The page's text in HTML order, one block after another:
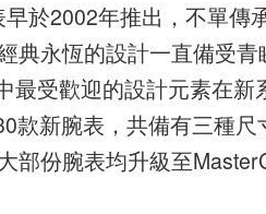
於2002年推出，不單傳
典永恆的設計一直備受
最受歡迎的設計元素在新
款新腕表，共備有三種
部份腕表均升級至